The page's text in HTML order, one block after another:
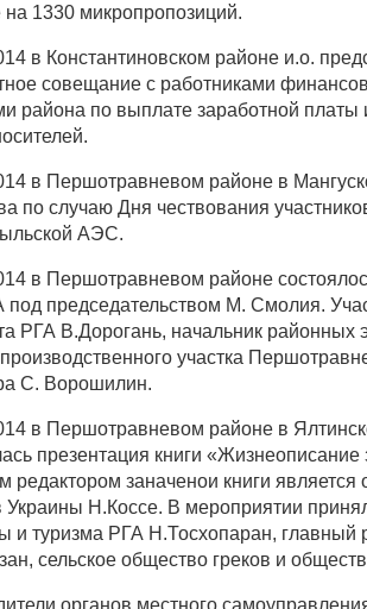
на 1330 микропропозиций.
в Константиновском районе и.о.
совещание с работниками
района по выплате заработной
в Першотравневом районе в
по случаю Дня чествования
АЭС.
в Першотравневом районе
под председательством М. Смолия.
РГА В.Дорогань, начальник районных
участка
С. Ворошилин.
в Першотравневом районе в
презентация книги
редактором заначенои книги является
Украины Н.Коссе. В мероприятии
и туризма РГА Н.Тосхопаран,
сельское общество греков и
органов местного